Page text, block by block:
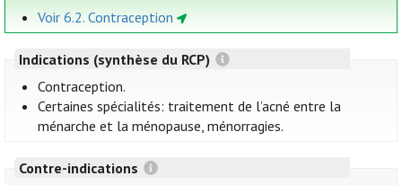
Voir 6.2. Contraception
Indications (synthèse du RCP)
Contraception.
Certaines spécialités: traitement de l’acné entre la
ménarche et la ménopause, ménorragies.
Contre-indications